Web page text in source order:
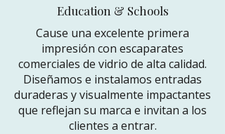
Education & Schools
Cause una excelente primera
impresión con escaparates
comerciales de vidrio de alta calidad.
Diseñamos e instalamos entradas
duraderas y visualmente impactantes
que reflejan su marca e invitan a los
clientes a entrar.